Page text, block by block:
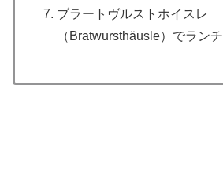
ブラートヴルストホイスレ
（Bratwursthäusle）でランチ